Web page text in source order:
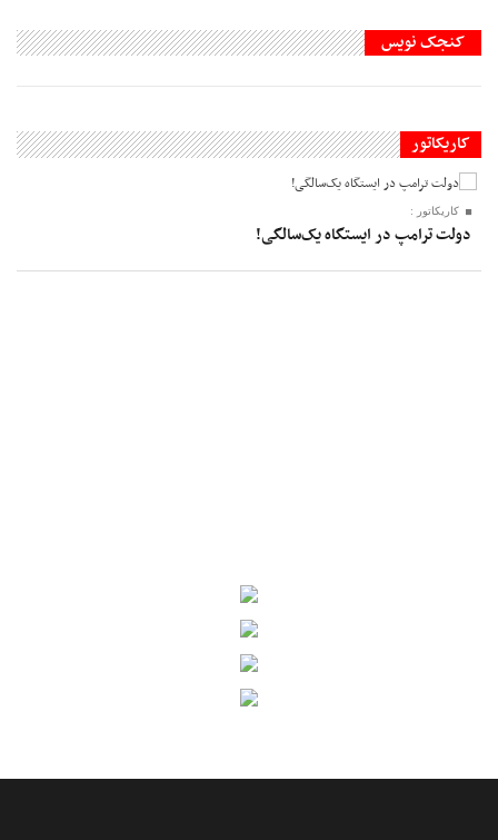
کنجک نویس
کاریکاتور
کاریکاتور :
دولت ترامپ در ایستگاه یک‌سالگی!